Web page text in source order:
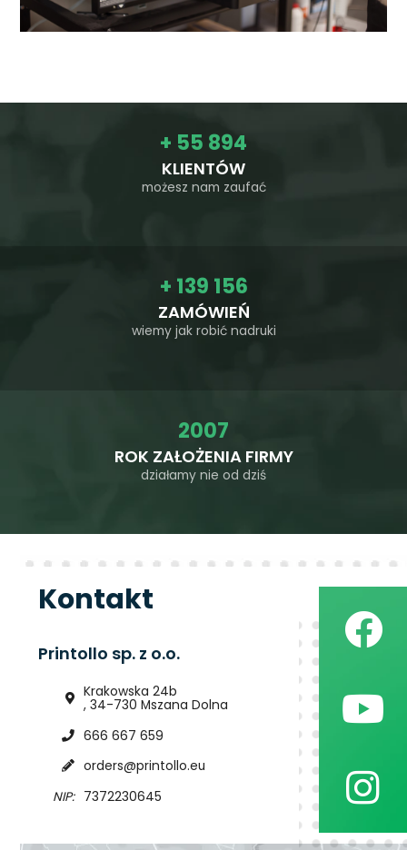
+ 55 894
KLIENTÓW
możesz nam zaufać
+ 139 156
ZAMÓWIEŃ
wiemy jak robić nadruki
2007
ROK ZAŁOŻENIA FIRMY
działamy nie od dziś
Kontakt
Printollo sp. z o.o.
Krakowska 24b
, 34-730 Mszana Dolna
666 667 659
orders@printollo.eu
NIP: 7372230645